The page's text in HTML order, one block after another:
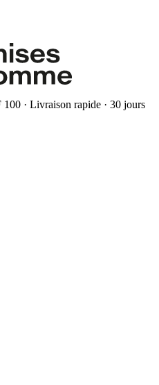
· Livraison rapide · 30 jours